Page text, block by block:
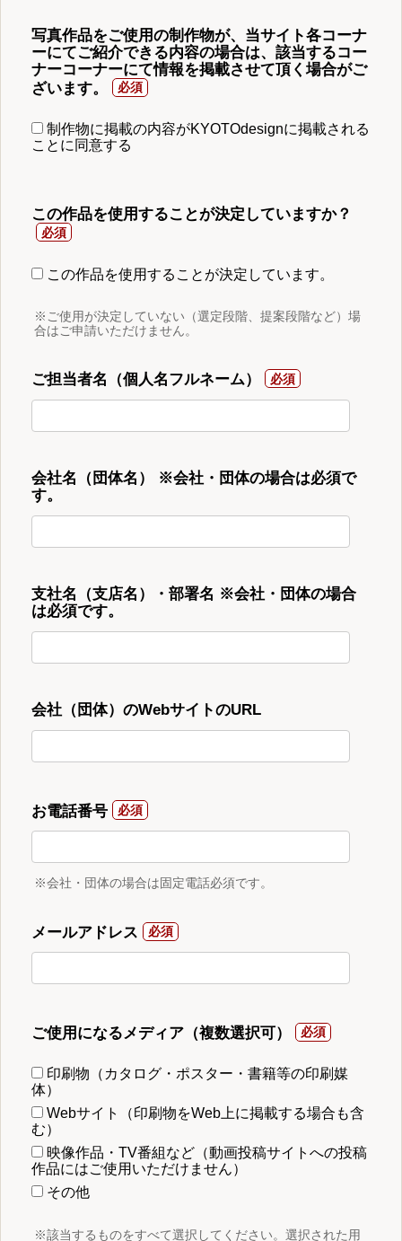
写真作品をご使用の制作物が、当サイト各コーナ
ーにてご紹介できる内容の場合は、該当するコー
ナーコーナーにて情報を掲載させて頂く場合がご
ざいます。
制作物に掲載の内容がKYOTOdesignに掲載される
ことに同意する
この作品を使用することが決定していますか？
この作品を使用することが決定しています。
※ご使用が決定していない（選定段階、提案段階など）場
合はご申請いただけません。
ご担当者名（個人名フルネーム）
会社名（団体名） ※会社・団体の場合は必須で
す。
支社名（支店名）・部署名 ※会社・団体の場合
は必須です。
会社（団体）のWebサイトのURL
お電話番号
※会社・団体の場合は固定電話必須です。
メールアドレス
ご使用になるメディア（複数選択可）
印刷物（カタログ・ポスター・書籍等の印刷媒
体）
Webサイト（印刷物をWeb上に掲載する場合も含
む）
映像作品・TV番組など（動画投稿サイトへの投稿
作品にはご使用いただけません）
その他
※該当するものをすべて選択してください。選択された用